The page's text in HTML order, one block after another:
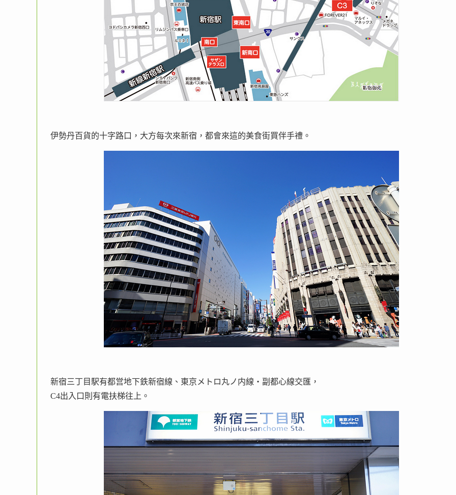
伊勢丹百貨的十字路口，大方每次來新宿，都會來這的美食街買伴手禮。
新宿三丁目駅有都営地下鉄新宿線、東京メトロ丸ノ内線・副都心線交匯，
C4出入口則有電扶梯往上。